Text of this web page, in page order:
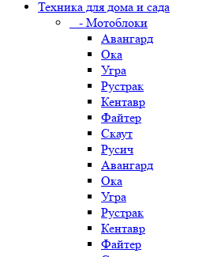
Техника для дома и сада
- Мотоблоки
Авангард
Ока
Угра
Рустрак
Кентавр
Файтер
Скаут
Русич
Авангард
Ока
Угра
Рустрак
Кентавр
Файтер